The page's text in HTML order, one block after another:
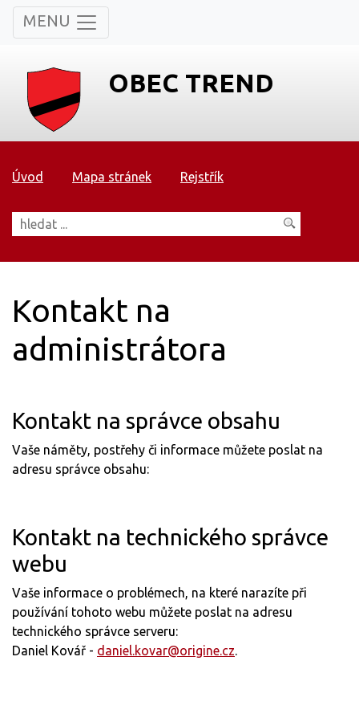
MENU
OBEC TREND
Úvod Mapa stránek Rejstřík
Kontakt na
administrátora
Kontakt na správce obsahu
Vaše náměty, postřehy či informace můžete poslat na
adresu správce obsahu:
Kontakt na technického správce
webu
Vaše informace o problémech, na které narazíte při
používání tohoto webu můžete poslat na adresu
technického správce serveru:
Daniel Kovář - daniel.kovar@origine.cz.